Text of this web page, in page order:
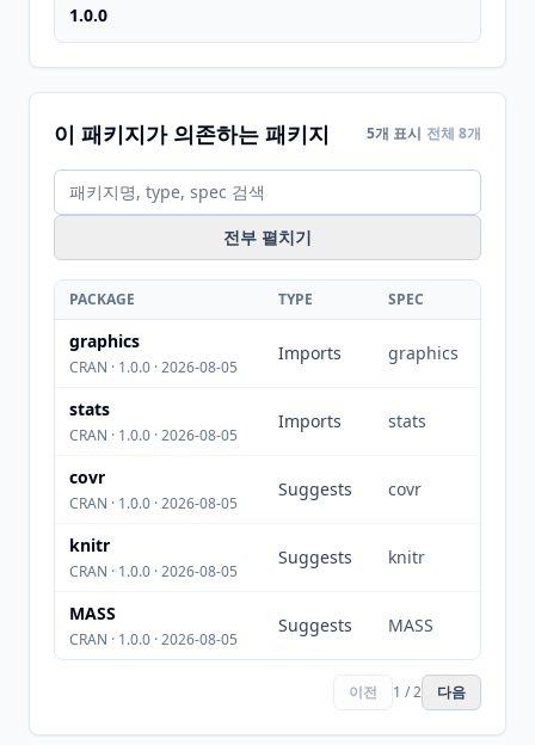
1.0.0
이 패키지가 의존하는 패키지 5개 표시 전체 8개
전부 펼치기
PACKAGE TYPE SPEC
graphics
CRAN · 1.0.0 · 2026-08-05
Imports graphics
stats
CRAN · 1.0.0 · 2026-08-05
Imports stats
covr
CRAN · 1.0.0 · 2026-08-05
Suggests covr
knitr
CRAN · 1.0.0 · 2026-08-05
Suggests knitr
MASS
CRAN · 1.0.0 · 2026-08-05
Suggests MASS
이전 1 / 2 다음